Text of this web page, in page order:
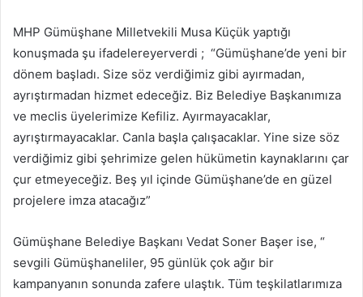
MHP Gümüşhane Milletvekili Musa Küçük yaptığı
konuşmada şu ifadelereyerverdi ; “Gümüşhane’de yeni bir
dönem başladı. Size söz verdiğimiz gibi ayırmadan,
ayrıştırmadan hizmet edeceğiz. Biz Belediye Başkanımıza
ve meclis üyelerimize Kefiliz. Ayırmayacaklar,
ayrıştırmayacaklar. Canla başla çalışacaklar. Yine size söz
verdiğimiz gibi şehrimize gelen hükümetin kaynaklarını çar
çur etmeyeceğiz. Beş yıl içinde Gümüşhane’de en güzel
projelere imza atacağız”
Gümüşhane Belediye Başkanı Vedat Soner Başer ise, “
sevgili Gümüşhaneliler, 95 günlük çok ağır bir
kampanyanın sonunda zafere ulaştık. Tüm teşkilatlarımıza